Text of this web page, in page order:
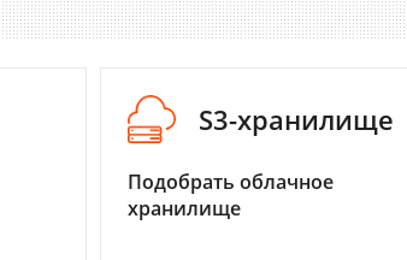
S3-хранилище
Подобрать облачное
хранилище